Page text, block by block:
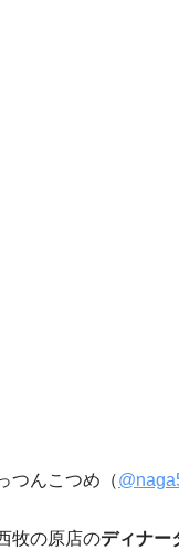
つんこつめ（
牧の原店のディナー